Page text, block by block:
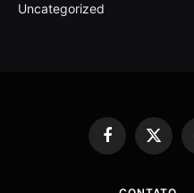
Uncategorized
Facebook
X